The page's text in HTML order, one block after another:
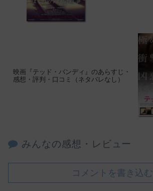
映画『テッド・バンディ』のあらすじ・
感想・評判・口コミ（ネタバレなし）
みんなの感想・レビュー
コメントを書き込む